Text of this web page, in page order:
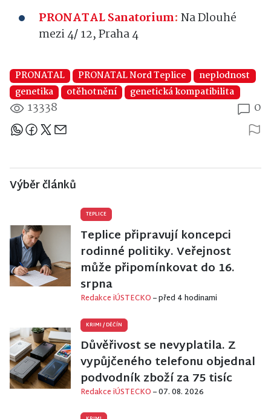
PRONATAL Sanatorium: Na Dlouhé
mezi 4/ 12, Praha 4
PRONATAL PRONATAL Nord Teplice
neplodnost
genetika
otěhotnění genetická kompatibilita
13338 0
Sdílejte článek
Výběr článků
TEPLICE
Teplice připravují koncepci
rodinné politiky. Veřejnost
může připomínkovat do 16.
srpna
Redakce iÚSTECKO– před 4 hodinami
KRIMI /DĚČÍN
Důvěřivost se nevyplatila. Z
vypůjčeného telefonu objednal
podvodník zboží za 75 tisíc
Redakce iÚSTECKO– 07. 08. 2026